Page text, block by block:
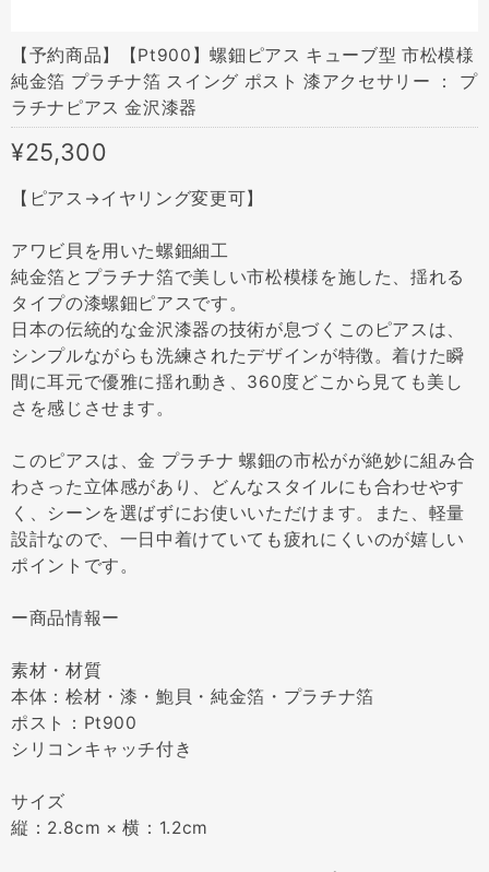
【予約商品】【Pt900】螺鈿ピアス キューブ型 市松模様
純金箔 プラチナ箔 スイング ポスト 漆アクセサリー ： プ
ラチナピアス 金沢漆器
¥25,300
【ピアス→イヤリング変更可】
アワビ貝を用いた螺鈿細工
純金箔とプラチナ箔で美しい市松模様を施した、揺れる
タイプの漆螺鈿ピアスです。
日本の伝統的な金沢漆器の技術が息づくこのピアスは、
シンプルながらも洗練されたデザインが特徴。着けた瞬
間に耳元で優雅に揺れ動き、360度どこから見ても美し
さを感じさせます。
このピアスは、金 プラチナ 螺鈿の市松がが絶妙に組み合
わさった立体感があり、どんなスタイルにも合わせやす
く、シーンを選ばずにお使いいただけます。また、軽量
設計なので、一日中着けていても疲れにくいのが嬉しい
ポイントです。
ー商品情報ー
素材・材質
本体：桧材・漆・鮑貝・純金箔・プラチナ箔
ポスト：Pt900
シリコンキャッチ付き
サイズ
縦：2.8cm × 横：1.2cm